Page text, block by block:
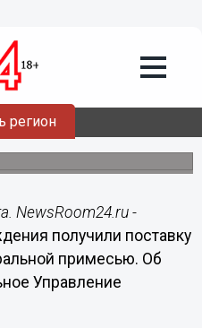
регион
в
сотрудники
NewsRoom24.ru -
получили поставку
примесью. Об
Управление